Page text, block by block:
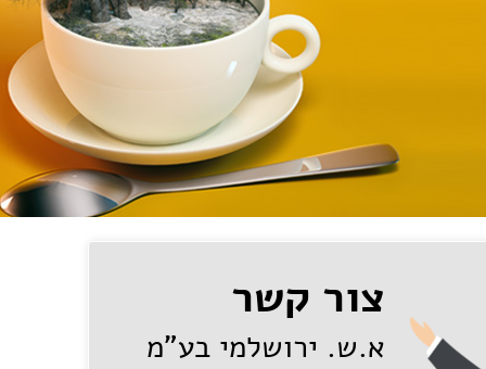
צור קשר
א.ש. ירושלמי בע"מ